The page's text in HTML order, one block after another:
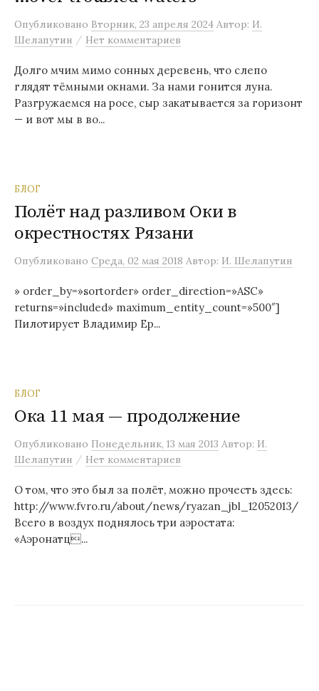
м
у
Опубликовано Вторник, 23 апреля 2024 Автор: И.
Шелапутин / Нет комментариев
Долго мчим мимо сонных деревень, что слепо
глядят тёмными окнами. За нами гонится луна.
Разгружаемся на росе, сыр закатывается за горизонт
— и вот мы в во...
БЛОГ
Полёт над разливом Оки в
окрестностях Рязани
Опубликовано Среда, 02 мая 2018 Автор: И. Шелапутин
» order_by=»sortorder» order_direction=»ASC»
returns=»included» maximum_entity_count=»500″]
Пилотирует Владимир Ер...
БЛОГ
Ока 11 мая — продолжение
Опубликовано Понедельник, 13 мая 2013 Автор: И.
Шелапутин / Нет комментариев
О том, что это был за полёт, можно прочесть здесь:
http://www.fvro.ru/about/news/ryazan_jbl_12052013/
Всего в воздух поднялось три аэростата:
«Аэронатц...